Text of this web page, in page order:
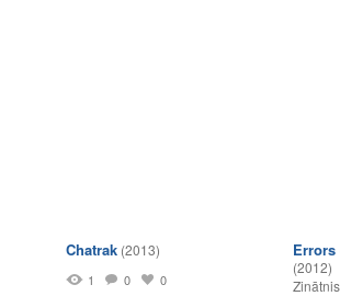
Chatrak (2013)
1 0 0
Errors
(2012)